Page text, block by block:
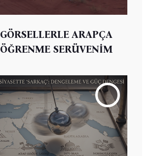
GÖRSELLERLE ARAPÇA
ÖĞRENME SERÜVENİM